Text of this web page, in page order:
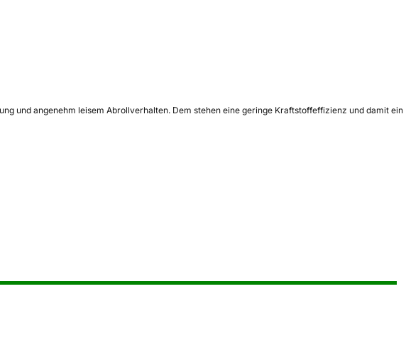
und angenehm leisem Abrollverhalten. Dem stehen eine geringe Kraftstoffeffizienz und damit ein